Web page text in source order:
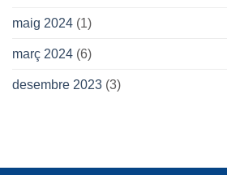
maig 2024 (1)
març 2024 (6)
desembre 2023 (3)